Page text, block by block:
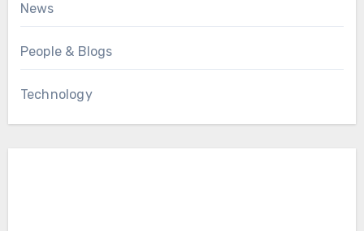
News
People & Blogs
Technology